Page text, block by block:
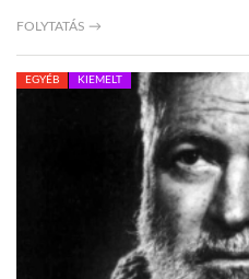
FOLYTATÁS →
EGYÉB KIEMELT